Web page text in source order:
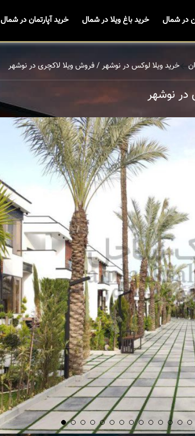
در شمال خرید باغ ویلا در شمال خرید آپارتمان در شمال
خرید ویلا لوکس در نوشهر / فروش ویلا لاکچری در نوشهر
در نوشهر